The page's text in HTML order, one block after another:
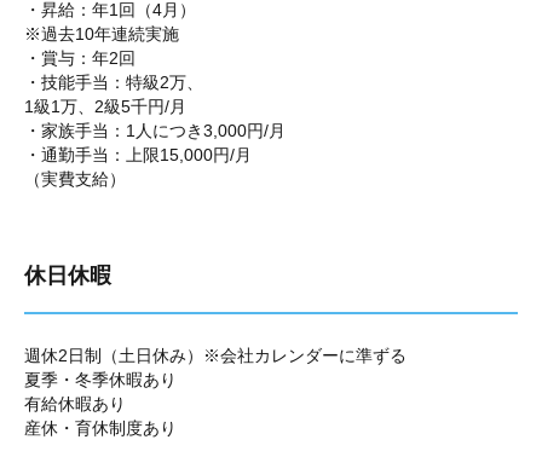
・昇給：年1回（4月）
※過去10年連続実施
・賞与：年2回
・技能手当：特級2万、
1級1万、2級5千円/月
・家族手当：1人につき3,000円/月
・通勤手当：上限15,000円/月
（実費支給）
休日休暇
週休2日制（土日休み）※会社カレンダーに準ずる
夏季・冬季休暇あり
有給休暇あり
産休・育休制度あり